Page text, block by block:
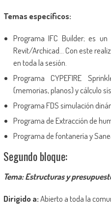
Temas específicos:
Programa IFC Builder; es
Revit/Archicad… Con este
en toda la sesión.
Programa CYPEFIRE
(memorias, planos) y cálculo
Programa FDS simulación
Programa de Extracción de
Programa de fontanería y
Segundo bloque:
Tema: Estructuras y
Dirigido a:Abierto a toda la